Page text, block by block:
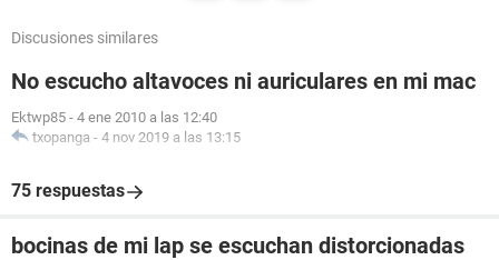
Discusiones similares
No escucho altavoces ni auriculares en mi mac
Ektwp85 - 4 ene 2010 a las 12:40
txopanga - 4 nov 2019 a las 13:15
75 respuestas
bocinas de mi lap se escuchan distorcionadas